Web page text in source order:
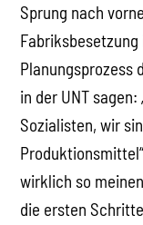
Sprung nach
Planungsprozess
in der UNT
Sozialisten, wir
wirklich so
die ersten